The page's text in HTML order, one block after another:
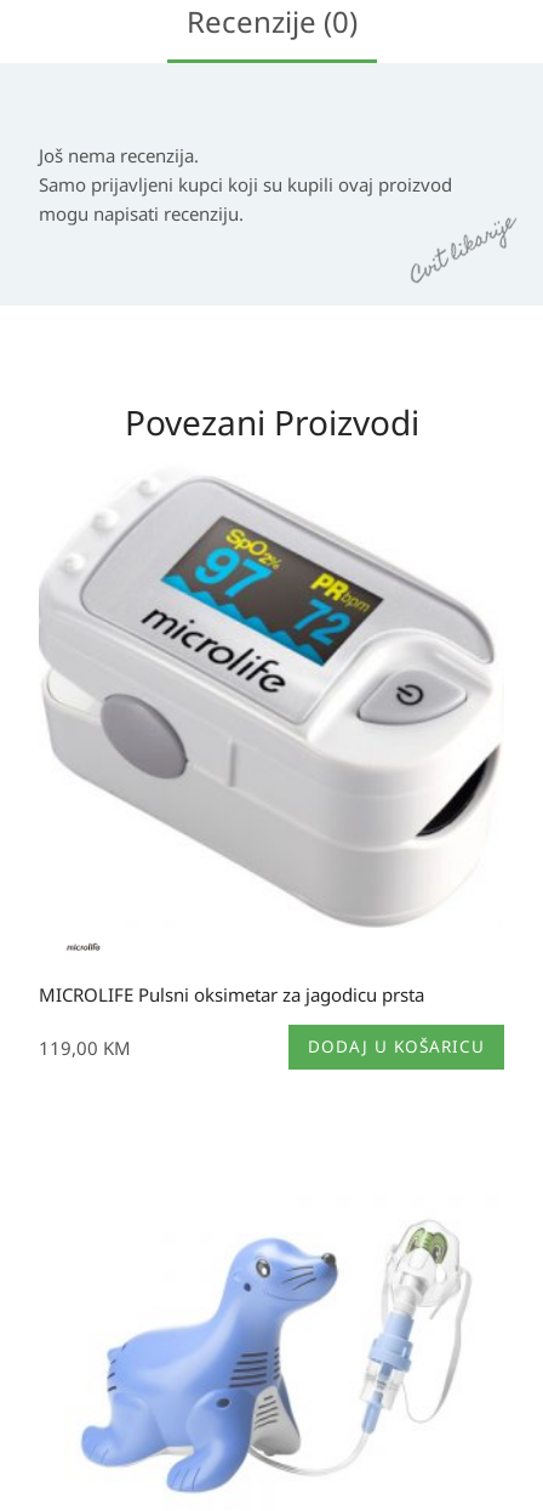
Recenzije (0)
Još nema recenzija.
Samo prijavljeni kupci koji su kupili ovaj proizvod
mogu napisati recenziju.
Povezani Proizvodi
MICROLIFE Pulsni oksimetar za jagodicu prsta
119,00 KM DODAJ U KOŠARICU